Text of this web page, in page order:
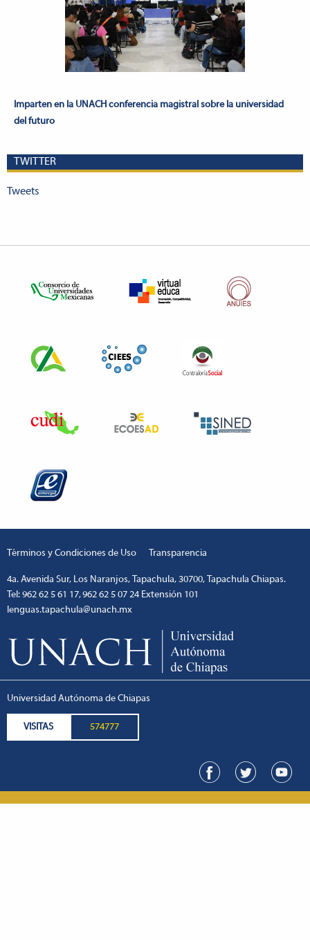
Imparten en la UNACH conferencia magistral sobre la universidad
del futuro
TWITTER
Tweets
Términos y Condiciones de Uso Transparencia
4a. Avenida Sur, Los Naranjos, Tapachula, 30700, Tapachula Chiapas.
Tel: 962 62 5 61 17, 962 62 5 07 24 Extensión 101
lenguas.tapachula@unach.mx
Universidad Autónoma de Chiapas
VISITAS 574777